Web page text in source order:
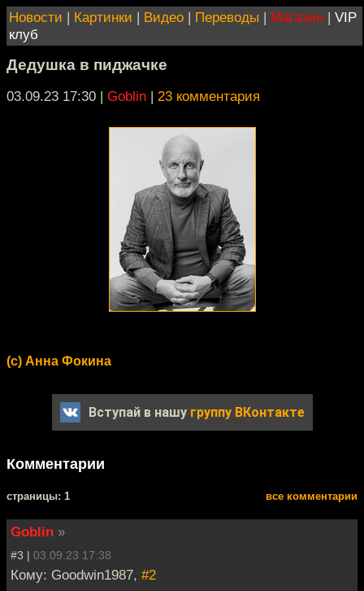
Новости | Картинки | Видео | Переводы | Магазин | VIP
клуб
Дедушка в пиджачке
03.09.23 17:30 | Goblin | 23 комментария
(с) Анна Фокина
Вступай в нашу группу ВКонтакте
Комментарии
cтраницы: 1 все комментарии
Goblin »
#3 | 03.09.23 17:38
Кому: Goodwin1987, #2